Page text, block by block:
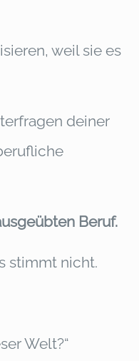
weil sie es
deiner
Beruf.
stimmt nicht.
Welt?“